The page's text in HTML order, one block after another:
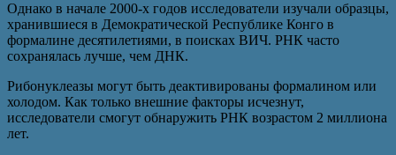
Однако в начале 2000-х годов исследователи изучали образцы,
хранившиеся в Демократической Республике Конго в
формалине десятилетиями, в поисках ВИЧ. РНК часто
сохранялась лучше, чем ДНК.
Рибонуклеазы могут быть деактивированы формалином или
холодом. Как только внешние факторы исчезнут,
исследователи смогут обнаружить РНК возрастом 2 миллиона
лет.